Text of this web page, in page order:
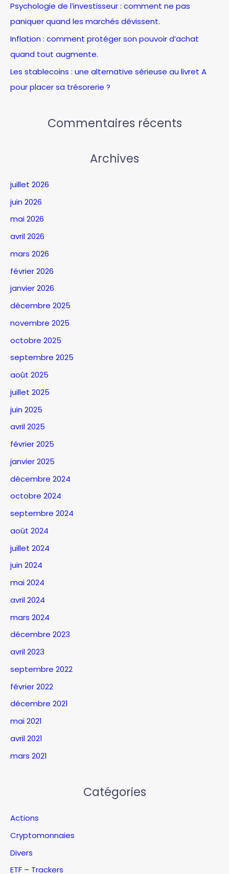
r
:
Psychologie de l’investisseur : comment ne pas
paniquer quand les marchés dévissent.
Inflation : comment protéger son pouvoir d’achat
quand tout augmente.
Les stablecoins : une alternative sérieuse au livret A
pour placer sa trésorerie ?
Commentaires récents
Archives
juillet 2026
juin 2026
mai 2026
avril 2026
mars 2026
février 2026
janvier 2026
décembre 2025
novembre 2025
octobre 2025
septembre 2025
août 2025
juillet 2025
juin 2025
avril 2025
février 2025
janvier 2025
décembre 2024
octobre 2024
septembre 2024
août 2024
juillet 2024
juin 2024
mai 2024
avril 2024
mars 2024
décembre 2023
avril 2023
septembre 2022
février 2022
décembre 2021
mai 2021
avril 2021
mars 2021
Catégories
Actions
Cryptomonnaies
Divers
ETF – Trackers